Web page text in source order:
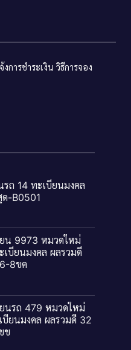
งการชำระเงิน วิธีการจอง
ถ 14 ทะเบียนมงคล
-B0501
น 9973 หมวดใหม่
บียนมงคล ผลรวมดี
8ขค
นรถ 479 หมวดใหม่
ยนมงคล ผลรวมดี 32
ข